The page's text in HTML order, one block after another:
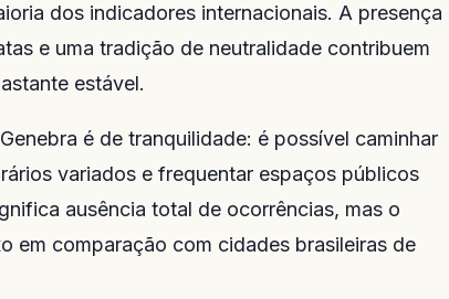
dos indicadores internacionais. A presença
e uma tradição de neutralidade contribuem
estável.
é de tranquilidade: é possível caminhar
variados e frequentar espaços públicos
ausência total de ocorrências, mas o
em comparação com cidades brasileiras de